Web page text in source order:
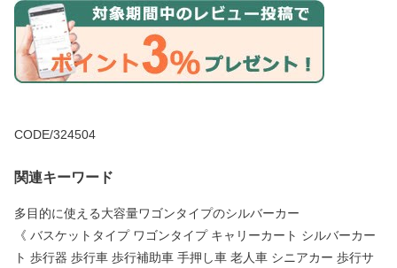
CODE/324504
関連キーワード
多目的に使える大容量ワゴンタイプのシルバーカー
《 バスケットタイプ ワゴンタイプ キャリーカート シルバーカー
ト 歩行器 歩行車 歩行補助車 手押し車 老人車 シニアカー 歩行サ